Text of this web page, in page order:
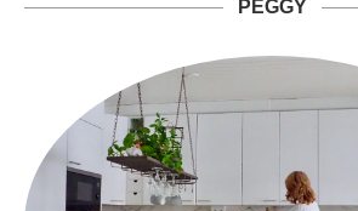
PEGGY